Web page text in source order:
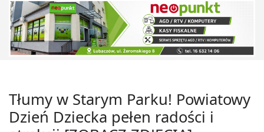
Tłumy w Starym Parku! Powiatowy
Dzień Dziecka pełen radości i